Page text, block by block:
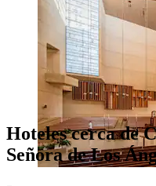
Hoteles cerca de
Señora de Los